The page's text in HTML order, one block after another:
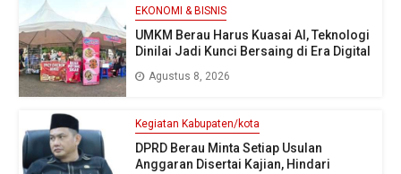
EKONOMI & BISNIS
UMKM Berau Harus Kuasai AI, Teknologi
Dinilai Jadi Kunci Bersaing di Era Digital
Agustus 8, 2026
Kegiatan Kabupaten/kota
DPRD Berau Minta Setiap Usulan
Anggaran Disertai Kajian, Hindari